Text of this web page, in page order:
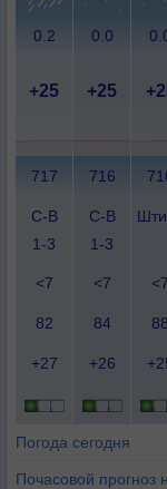
0.2 0.0
+25 +25
717 716
С-В
1-3
С-В
1-3
<7 <7 <7
82 84 88
+27 +26
Погода сегодня
Почасовой прогноз